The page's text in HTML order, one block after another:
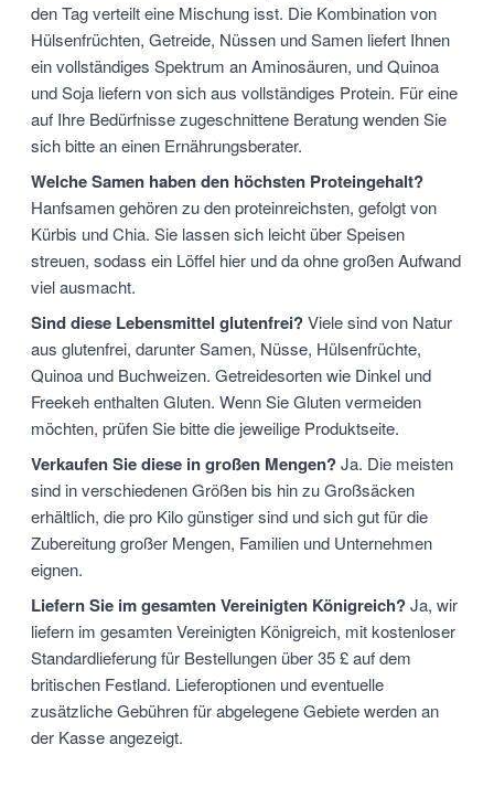
den Tag verteilt eine Mischung isst. Die Kombination von
Hülsenfrüchten, Getreide, Nüssen und Samen liefert Ihnen
ein vollständiges Spektrum an Aminosäuren, und Quinoa
und Soja liefern von sich aus vollständiges Protein. Für eine
auf Ihre Bedürfnisse zugeschnittene Beratung wenden Sie
sich bitte an einen Ernährungsberater.
Welche Samen haben den höchsten Proteingehalt?
Hanfsamen gehören zu den proteinreichsten, gefolgt von
Kürbis und Chia. Sie lassen sich leicht über Speisen
streuen, sodass ein Löffel hier und da ohne großen Aufwand
viel ausmacht.
Sind diese Lebensmittel glutenfrei?Viele sind von Natur
aus glutenfrei, darunter Samen, Nüsse, Hülsenfrüchte,
Quinoa und Buchweizen. Getreidesorten wie Dinkel und
Freekeh enthalten Gluten. Wenn Sie Gluten vermeiden
möchten, prüfen Sie bitte die jeweilige Produktseite.
Verkaufen Sie diese in großen Mengen?Ja. Die meisten
sind in verschiedenen Größen bis hin zu Großsäcken
erhältlich, die pro Kilo günstiger sind und sich gut für die
Zubereitung großer Mengen, Familien und Unternehmen
eignen.
Liefern Sie im gesamten Vereinigten Königreich?Ja, wir
liefern im gesamten Vereinigten Königreich, mit kostenloser
Standardlieferung für Bestellungen über 35 £ auf dem
britischen Festland. Lieferoptionen und eventuelle
zusätzliche Gebühren für abgelegene Gebiete werden an
der Kasse angezeigt.